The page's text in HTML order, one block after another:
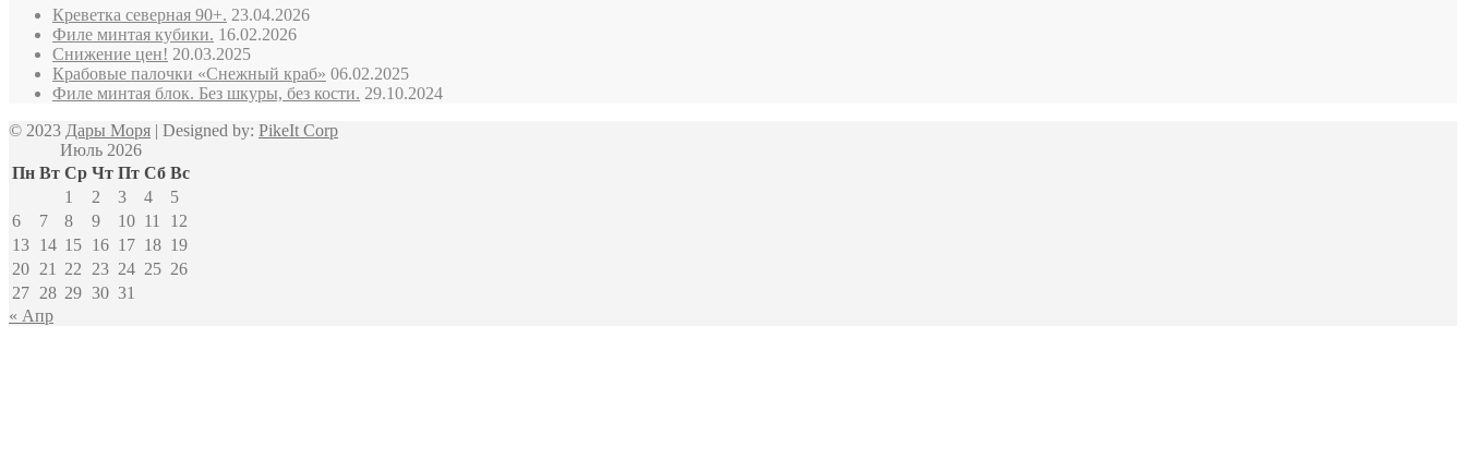
Креветка северная 90+. 23.04.2026
Филе минтая кубики. 16.02.2026
Снижение цен! 20.03.2025
Крабовые палочки «Снежный краб» 06.02.2025
Филе минтая блок. Без шкуры, без кости. 29.10.2024
© 2023 Дары Моря | Designed by: PikeIt Corp
Июль 2026
Пн Вт Ср Чт Пт Сб Вс
1
2 3 4
5
6
7 8 9 10 11
12
13 14 15 16 17 18 19
20 21 22 23 24 25 26
27 28 29 30 31
« Апр